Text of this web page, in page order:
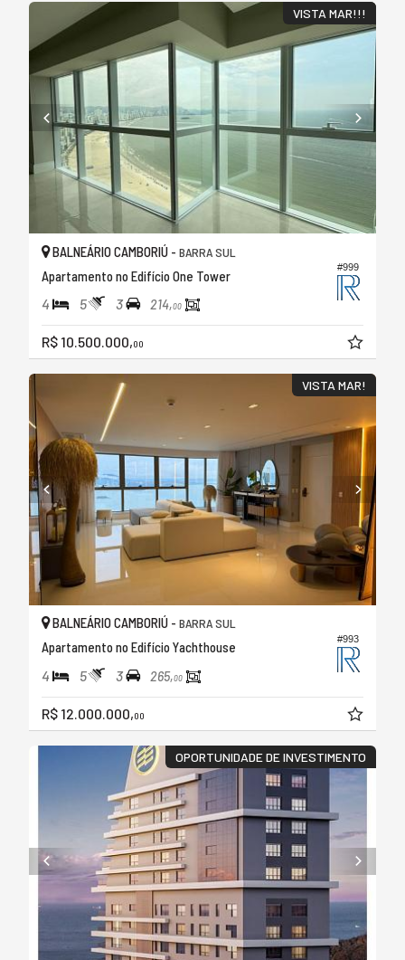
VISTA MAR!!!
#999
BALNEÁRIO CAMBORIÚ - BARRA SUL
Apartamento no Edifício One Tower
4 5 3 214,00
R$ 10.500.000,00
VISTA MAR!
#993
BALNEÁRIO CAMBORIÚ - BARRA SUL
Apartamento no Edifício Yachthouse
4 5 3 265,00
R$ 12.000.000,00
OPORTUNIDADE DE INVESTIMENTO